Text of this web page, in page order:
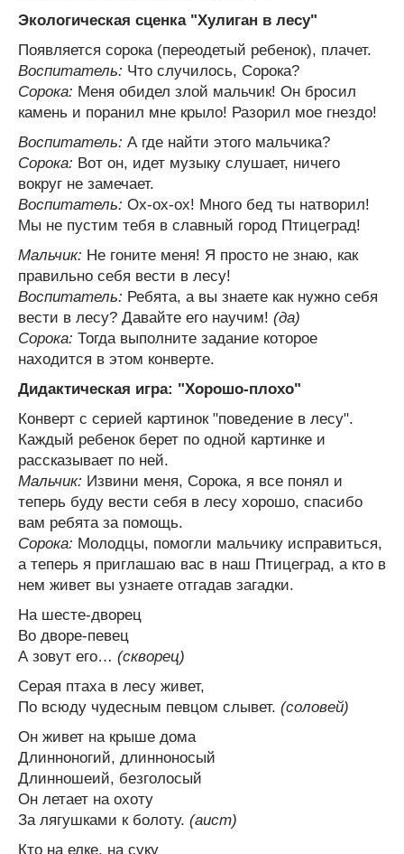
Экологическая сценка "Хулиган в лесу"
Появляется сорока (переодетый ребенок), плачет.
Воспитатель: Что случилось, Сорока?
Сорока: Меня обидел злой мальчик! Он бросил
камень и поранил мне крыло! Разорил мое гнездо!
Воспитатель: А где найти этого мальчика?
Сорока: Вот он, идет музыку слушает, ничего
вокруг не замечает.
Воспитатель: Ох-ох-ох! Много бед ты натворил!
Мы не пустим тебя в славный город Птицеград!
Мальчик: Не гоните меня! Я просто не знаю, как
правильно себя вести в лесу!
Воспитатель: Ребята, а вы знаете как нужно себя
вести в лесу? Давайте его научим! (да)
Сорока: Тогда выполните задание которое
находится в этом конверте.
Дидактическая игра: "Хорошо-плохо"
Конверт с серией картинок "поведение в лесу".
Каждый ребенок берет по одной картинке и
рассказывает по ней.
Мальчик: Извини меня, Сорока, я все понял и
теперь буду вести себя в лесу хорошо, спасибо
вам ребята за помощь.
Сорока: Молодцы, помогли мальчику исправиться,
а теперь я приглашаю вас в наш Птицеград, а кто в
нем живет вы узнаете отгадав загадки.
На шесте-дворец
Во дворе-певец
А зовут его… (скворец)
Серая птаха в лесу живет,
По всюду чудесным певцом слывет. (соловей)
Он живет на крыше дома
Длинноногий, длинноносый
Длинношеий, безголосый
Он летает на охоту
За лягушками к болоту. (аист)
Кто на елке, на суку